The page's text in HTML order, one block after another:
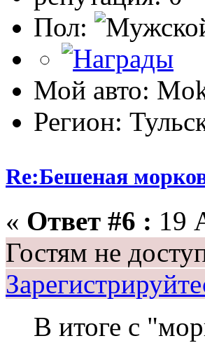
Пол:
Мой авто:
Регион:
Re:Бешеная
« Ответ #6 : 19
Гостям не
В итоге с